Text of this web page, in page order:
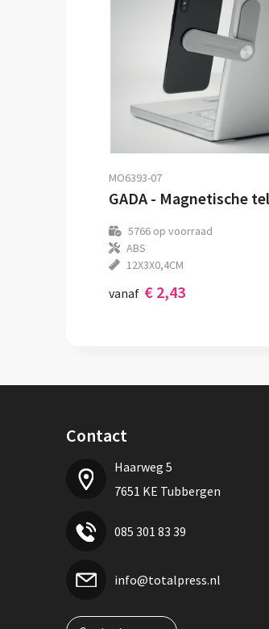
MO6393-07
5766op voorraad
ABS
12X3X0,4CM
vanaf € 2,43
Contact
Haarweg 5
7651 KE Tubbergen
085 301 83 39
info@totalpress.nl